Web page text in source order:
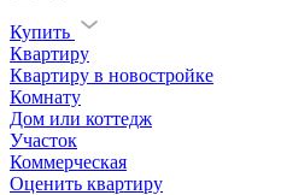
Купить
Квартиру
Квартиру в новостройке
Комнату
Дом или коттедж
Участок
Коммерческая
Оценить квартиру